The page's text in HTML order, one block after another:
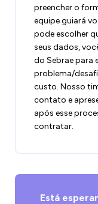
preencher o
equipe guiará
pode escolher
seus dados,
do Sebrae para
problema/
custo. Nosso
contato e
após esse
contratar.
Está